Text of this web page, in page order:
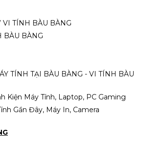
VI TÍNH BÀU BÀNG
BÀU BÀNG
TÍNH TẠI BÀU BÀNG - VI TÍNH BÀU
Kiện Máy Tính, Laptop, PC Gaming
Gần Đây, Máy In, Camera